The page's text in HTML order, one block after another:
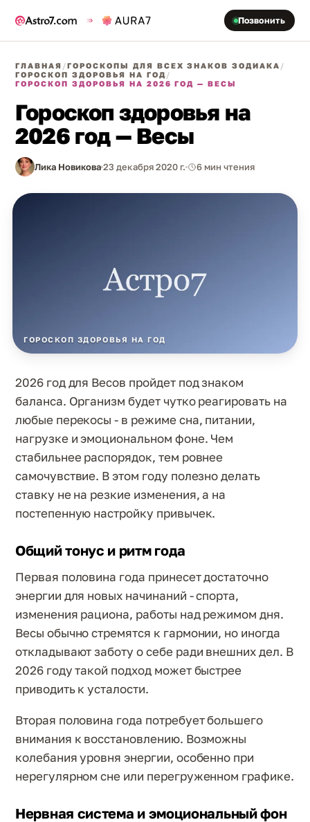
Позвонить
ГЛАВНАЯ /ГОРОСКОПЫ ДЛЯ ВСЕХ ЗНАКОВ ЗОДИАКА /
ГОРОСКОП ЗДОРОВЬЯ НА ГОД/
ГОРОСКОП ЗДОРОВЬЯ НА 2026 ГОД — ВЕСЫ
Гороскоп здоровья на
2026 год — Весы
Лика Новикова23 декабря 2020 г. 6 мин чтения
ГОРОСКОП ЗДОРОВЬЯ НА ГОД
2026 год для Весов пройдет под знаком
баланса. Организм будет чутко реагировать на
любые перекосы - в режиме сна, питании,
нагрузке и эмоциональном фоне. Чем
стабильнее распорядок, тем ровнее
самочувствие. В этом году полезно делать
ставку не на резкие изменения, а на
постепенную настройку привычек.
Общий тонус и ритм года
Первая половина года принесет достаточно
энергии для новых начинаний - спорта,
изменения рациона, работы над режимом дня.
Весы обычно стремятся к гармонии, но иногда
откладывают заботу о себе ради внешних дел. В
2026 году такой подход может быстрее
приводить к усталости.
Вторая половина года потребует большего
внимания к восстановлению. Возможны
колебания уровня энергии, особенно при
нерегулярном сне или перегруженном графике.
Нервная система и эмоциональный фон